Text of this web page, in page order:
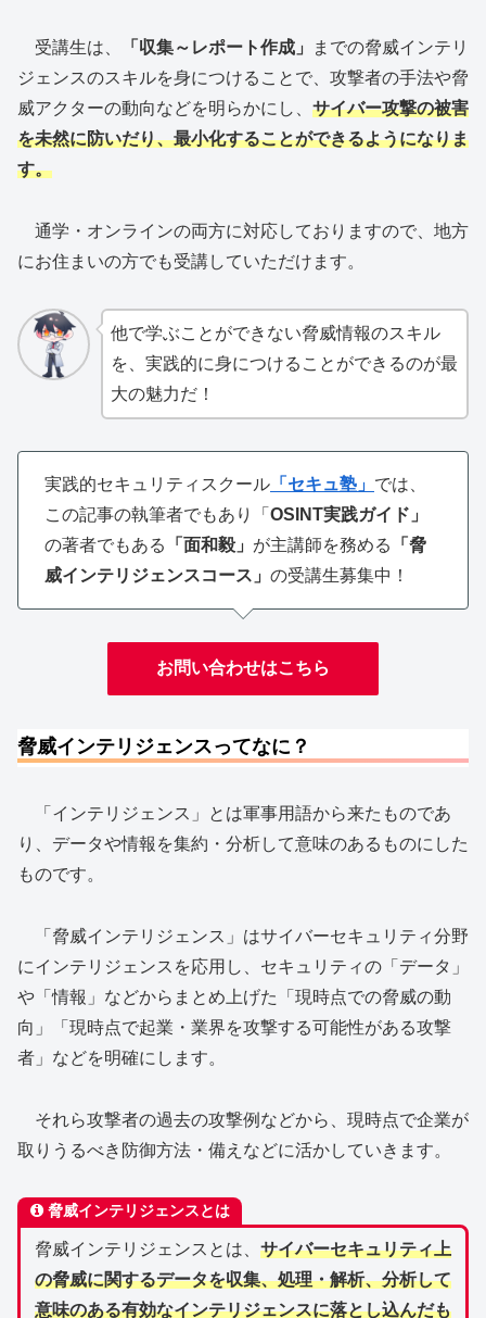
受講生は、 「収集～レポート作成」
までの脅威インテリ
ジェンスのスキルを身につけることで、攻撃者の手法や脅
威アクターの動向などを明らかにし、 サイバー攻撃の被害
を未然に防いだり、最小化することができるようになりま
す。
通学・オンラインの両方に対応しておりますので、地方
にお住まいの方でも受講していただけます。
他で学ぶことができない脅威情報のスキル
を、実践的に身につけることができるのが最
大の魅力だ！
実践的セキュリティスクール 「セキュ塾」 では、
この記事の執筆者でもあり「 OSINT実践ガイド」
の著者でもある
「面和毅」 が主講師を務める
「脅
威インテリジェンスコース」 の受講生募集中！
お問い合わせはこちら
脅威インテリジェンスってなに？
「インテリジェンス」とは軍事用語から来たものであ
り、データや情報を集約・分析して意味のあるものにした
ものです。
「脅威インテリジェンス」はサイバーセキュリティ分野
にインテリジェンスを応用し、セキュリティの「データ」
や「情報」などからまとめ上げた「現時点での脅威の動
向」「現時点で起業・業界を攻撃する可能性がある攻撃
者」などを明確にします。
それら攻撃者の過去の攻撃例などから、現時点で企業が
取りうるべき防御方法・備えなどに活かしていきます。
脅威インテリジェンスとは
脅威インテリジェンスとは、 サイバーセキュリティ上
の脅威に関するデータを収集、処理・解析、分析して
意味のある有効なインテリジェンスに落とし込んだも